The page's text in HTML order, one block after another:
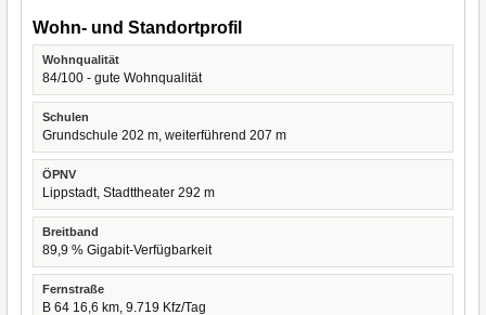
Wohn- und Standortprofil
Wohnqualität
84/100 - gute Wohnqualität
Schulen
Grundschule 202 m, weiterführend 207 m
ÖPNV
Lippstadt, Stadttheater 292 m
Breitband
89,9 % Gigabit-Verfügbarkeit
Fernstraße
B 64 16,6 km, 9.719 Kfz/Tag